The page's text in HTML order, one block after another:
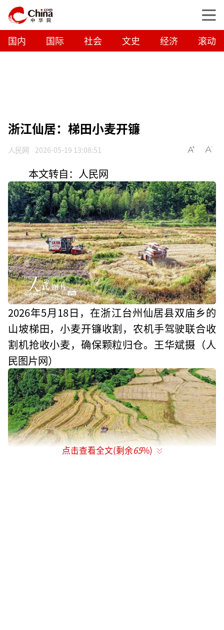
国内 国际 社会 文史 经济 滚动
浙江仙居：梯田小麦开镰
人民网 2026-05-19 13:08:51
本文转自：人民网
2026年5月18日，在浙江台州仙居县双庙乡的
山坡梯田，小麦开镰收割，农机手驾驶联合收
割机抢收小麦，确保颗粒归仓。王华斌摄（人
民图片网）
点击查看全文(剩余65%)